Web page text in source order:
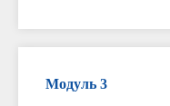
Модуль 3